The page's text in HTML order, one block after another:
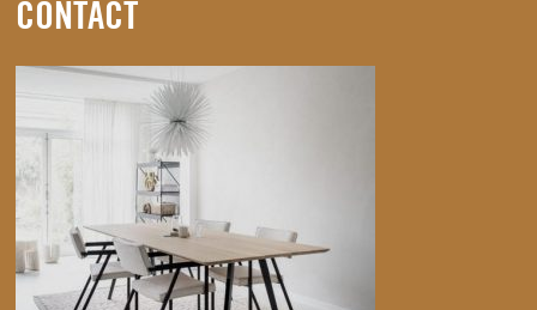
CONTACT